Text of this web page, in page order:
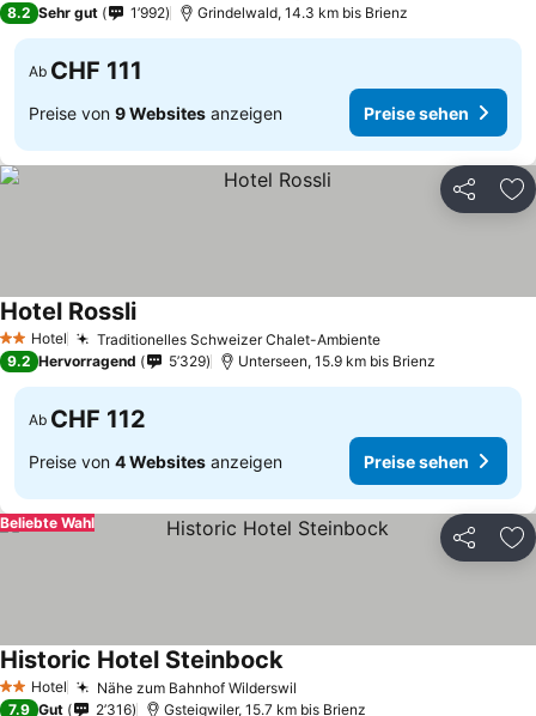
8.2 Sehr gut 1’992 Grindelwald, 14.3 km bis Brienz
Ab CHF 111
Preise von 9 Websites anzeigen Preise sehen
Teilen
2 Sterne
Hotel Traditionelles Schweizer Chalet-Ambiente
Hotel Rossli
9.2 Hervorragend 5’329 Unterseen, 15.9 km bis Brienz
Ab CHF 112
Preise von 4 Websites anzeigen Preise sehen
Teilen
Beliebte Wahl
2 Sterne
Hotel Nähe zum Bahnhof Wilderswil
Historic Hotel Steinbock
7.9 Gut 2’316 Gsteigwiler, 15.7 km bis Brienz